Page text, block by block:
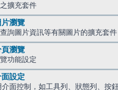
擴充套件
瀏覽
詢圖片資訊等有關圖片的擴充套件
瀏覽
功能設定
設定
介面控制，如工具列、狀態列、按